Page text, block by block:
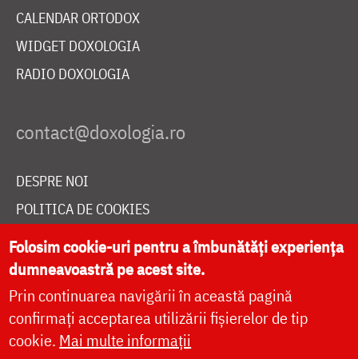
CALENDAR ORTODOX
WIDGET DOXOLOGIA
RADIO DOXOLOGIA
DESPRE NOI
POLITICA DE COOKIES
DONEAZĂ ONLINE PENTRU CATEDRALA NAȚIONALĂ
LIVE
Folosim cookie-uri pentru a îmbunătăți experiența
dumneavoastră pe acest site.
Prin continuarea navigării în această pagină
confirmați acceptarea utilizării fișierelor de tip
cookie. Mai multe informații